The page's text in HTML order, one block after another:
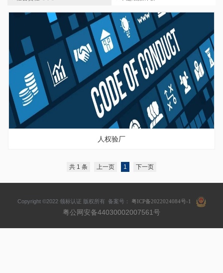
人权验厂
共 1 条 上一页 1 下一页
Copyright ©2022 领标认证 版权所有 备案号： 粤ICP备2022024084号-1
粤公网安备44030002007561号